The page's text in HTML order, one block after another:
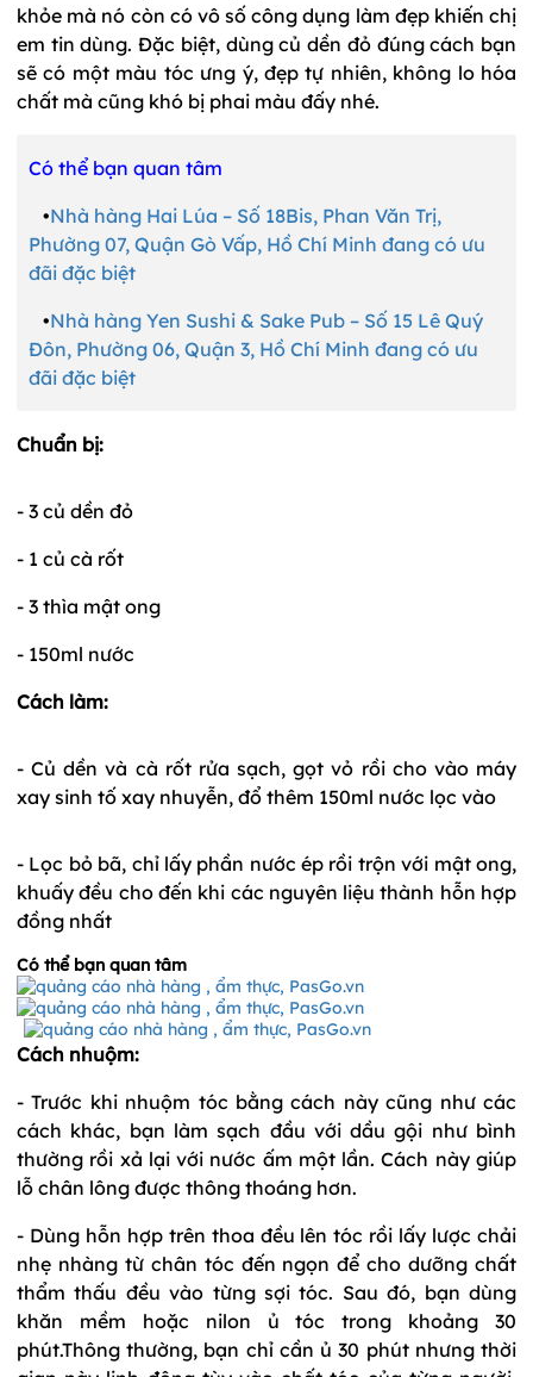
khỏe mà nó còn có vô số công dụng làm đẹp khiến chị
em tin dùng. Đặc biệt, dùng củ dền đỏ đúng cách bạn
sẽ có một màu tóc ưng ý, đẹp tự nhiên, không lo hóa
chất mà cũng khó bị phai màu đấy nhé.
Có thể bạn quan tâm
•Nhà hàng Hai Lúa – Số 18Bis, Phan Văn Trị,
Phường 07, Quận Gò Vấp, Hồ Chí Minh đang có ưu
đãi đặc biệt
•Nhà hàng Yen Sushi & Sake Pub – Số 15 Lê Quý
Đôn, Phường 06, Quận 3, Hồ Chí Minh đang có ưu
đãi đặc biệt
Chuẩn bị:
- 3 củ dền đỏ
- 1 củ cà rốt
- 3 thìa mật ong
- 150ml nước
Cách làm:
- Củ dền và cà rốt rửa sạch, gọt vỏ rồi cho vào máy
xay sinh tố xay nhuyễn, đổ thêm 150ml nước lọc vào
- Lọc bỏ bã, chỉ lấy phần nước ép rồi trộn với mật ong,
khuấy đều cho đến khi các nguyên liệu thành hỗn hợp
đồng nhất
Có thể bạn quan tâm
Cách nhuộm:
- Trước khi nhuộm tóc bằng cách này cũng như các
cách khác, bạn làm sạch đầu với dầu gội như bình
thường rồi xả lại với nước ấm một lần. Cách này giúp
lỗ chân lông được thông thoáng hơn.
- Dùng hỗn hợp trên thoa đều lên tóc rồi lấy lược chải
nhẹ nhàng từ chân tóc đến ngọn để cho dưỡng chất
thẩm thấu đều vào từng sợi tóc. Sau đó, bạn dùng
khăn mềm hoặc nilon ủ tóc trong khoảng 30
phút.Thông thường, bạn chỉ cần ủ 30 phút nhưng thời